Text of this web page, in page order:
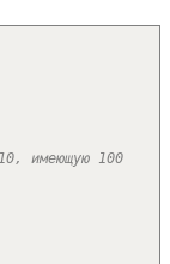
имеющую 100